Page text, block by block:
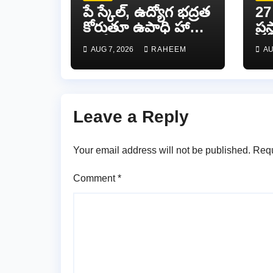
పే స్కేల్, ఉద్యోగ భద్రత
కోరుతూ ఉపాధి హామీ
ఉద్యోగుల పెన్‌డౌన్
AUG 7, 2026 RAHEEM
Leave a Reply
Your email address will not be published.
Comment*